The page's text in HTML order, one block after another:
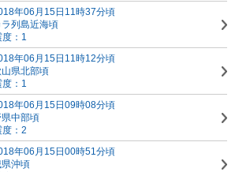
年06月15日11時37分頃
列島近海頃
度：1
年06月15日11時12分頃
県北部頃
度：1
年06月15日09時08分頃
中部頃
度：2
年06月15日00時51分頃
沖頃